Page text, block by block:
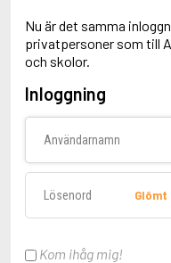
Nu är det samma
privatpersoner som till
och skolor.
Inloggning
Glömt
Kom ihåg mig!